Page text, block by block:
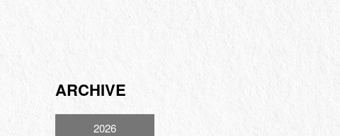
ARCHIVE
2026